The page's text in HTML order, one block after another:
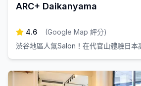
ARC+ Daikanyama
4.6 (Google Map 評分)
渋谷地區人氣Salon！在代官山體驗日本